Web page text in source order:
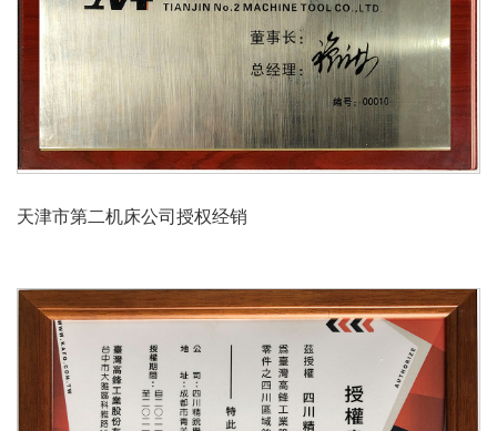
天津市第二机床公司授权经销